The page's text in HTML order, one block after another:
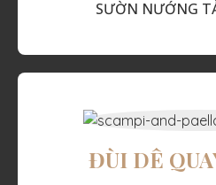
SƯỜN NƯỚNG
ĐÙI DÊ